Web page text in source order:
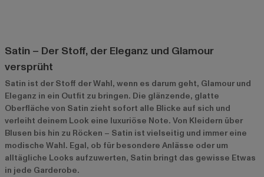
Satin – Der Stoff, der Eleganz und Glamour
versprüht
Satin ist der Stoff der Wahl, wenn es darum geht, Glamour und
Eleganz in ein Outfit zu bringen. Die glänzende, glatte
Oberfläche von Satin zieht sofort alle Blicke auf sich und
verleiht deinem Look eine luxuriöse Note. Von Kleidern über
Blusen bis hin zu Röcken – Satin ist vielseitig und immer eine
modische Wahl. Egal, ob für besondere Anlässe oder um
alltägliche Looks aufzuwerten, Satin bringt das gewisse Etwas
in jede Garderobe.